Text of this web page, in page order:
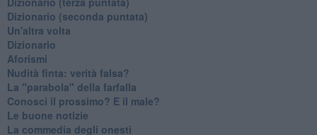
​Dizionario (seconda puntata)
Un'altra volta
Dizionario
Aforismi
Nudità finta: verità falsa?
La "parabola" della farfalla
Conosci il prossimo? E il male?
Le buone notizie
La commedia degli onesti